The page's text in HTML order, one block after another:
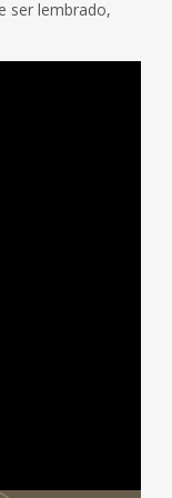
ser lembrado,